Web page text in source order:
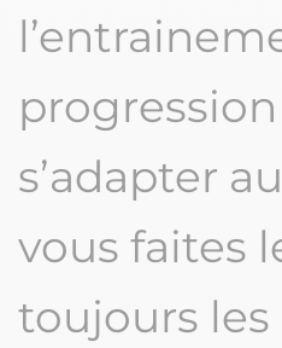
s’adapter
vous faites
toujours